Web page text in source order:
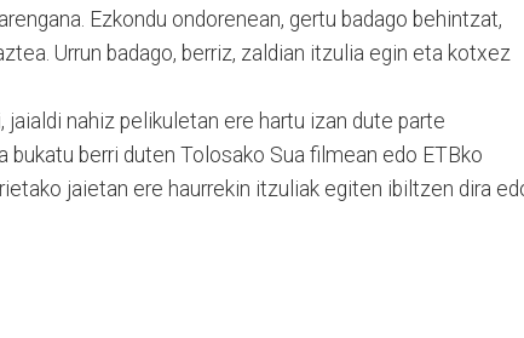
Ezkondu ondorenean, gertu badago behintzat,
Urrun badago, berriz, zaldian itzulia egin eta kotxez
nahiz pelikuletan ere hartu izan dute parte
bukatu berri duten Tolosako Sua filmean edo ETBko
jaietan ere haurrekin itzuliak egiten ibiltzen dira